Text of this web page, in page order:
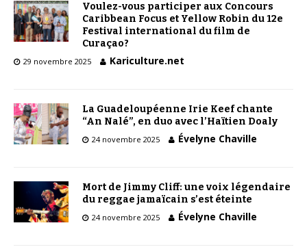
Voulez-vous participer aux Concours
Caribbean Focus et Yellow Robin du 12e
Festival international du film de
Curaçao?
29 novembre 2025 Kariculture.net
La Guadeloupéenne Irie Keef chante
“An Nalé”, en duo avec l’Haïtien Doaly
24 novembre 2025 Évelyne Chaville
Mort de Jimmy Cliff: une voix légendaire
du reggae jamaïcain s’est éteinte
24 novembre 2025 Évelyne Chaville